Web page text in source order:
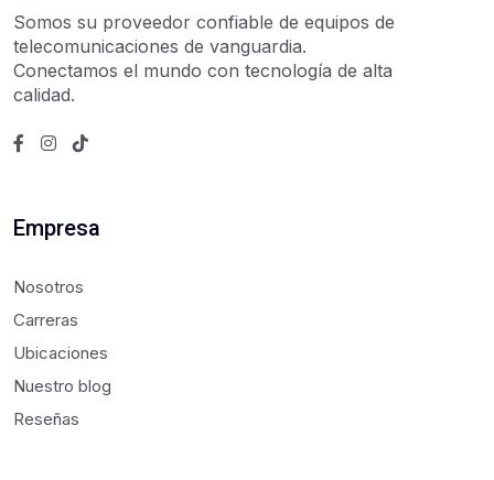
Somos su proveedor confiable de equipos de
telecomunicaciones de vanguardia.
Conectamos el mundo con tecnología de alta
calidad.
Empresa
Nosotros
Carreras
Ubicaciones
Nuestro blog
Reseñas